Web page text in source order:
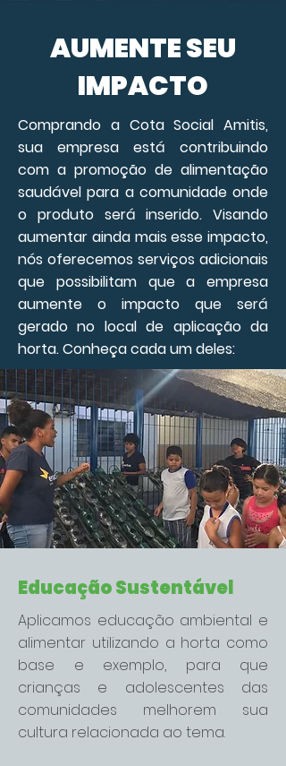
AUMENTE SEU
IMPACTO
Comprando a Cota Social Amitis,
sua empresa está contribuindo
com a promoção de alimentação
saudável para a comunidade onde
o produto será inserido. Visando
aumentar ainda mais esse impacto,
nós oferecemos serviços adicionais
que possibilitam que a empresa
aumente o impacto que será
gerado no local de aplicação da
horta. Conheça cada um deles:
Educação Sustentável
Aplicamos educação ambiental e
alimentar utilizando a horta como
base e exemplo, para que
crianças e adolescentes das
comunidades melhorem sua
cultura relacionada ao tema.